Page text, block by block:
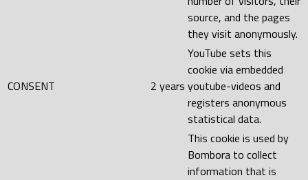
source, and the pages
they visit anonymously.
CONSENT 2 years
YouTube sets this
cookie via embedded
youtube-videos and
registers anonymous
statistical data.
This cookie is used by
Bombora to collect
information that is